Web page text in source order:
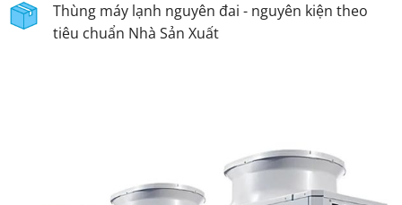
Thùng máy lạnh nguyên đai - nguyên kiện theo
tiêu chuẩn Nhà Sản Xuất